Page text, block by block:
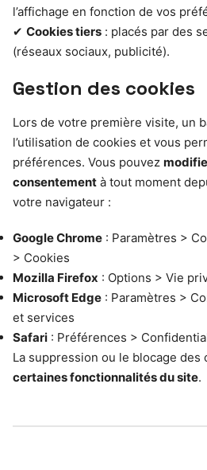
l’affichage en fonction de vos
✔ Cookies tiers : placés par des
(réseaux sociaux, publicité).
Gestion des cookies
Lors de votre première visite, un
l’utilisation de cookies et vous
préférences. Vous pouvez
consentement à tout moment
votre navigateur :
Google Chrome : Paramètres >
> Cookies
Mozilla Firefox : Options > Vie
Microsoft Edge : Paramètres >
et services
Safari : Préférences >
La suppression ou le blocage des
certaines fonctionnalités du site.